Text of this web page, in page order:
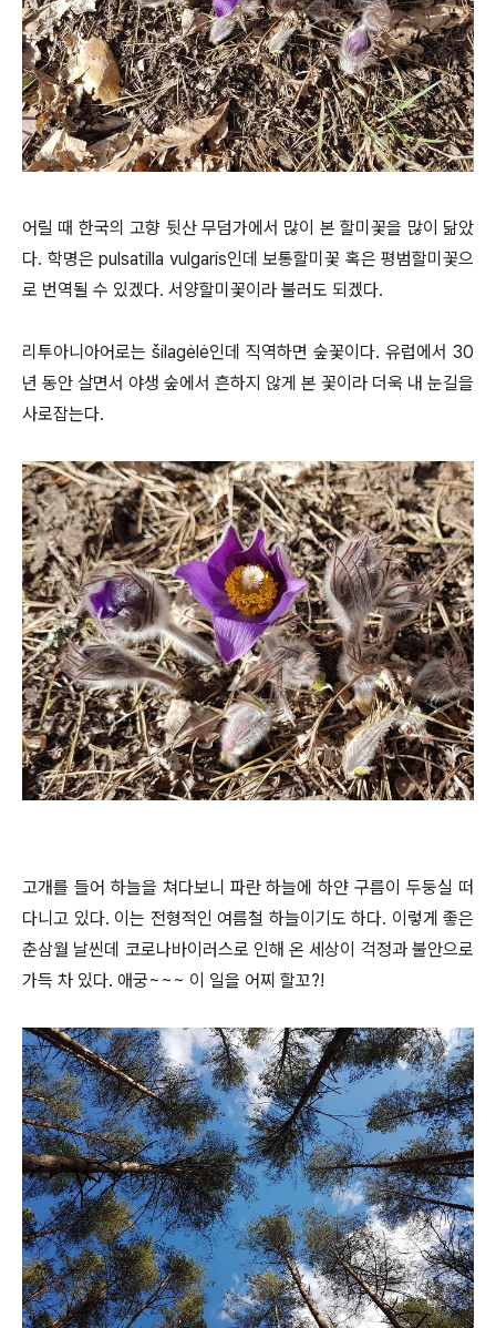
어릴 때 한국의 고향 뒷산 무덤가에서 많이 본 할미꽃을 많이 닮았
다. 학명은 pulsatilla vulgaris인데 보통할미꽃 혹은 평범할미꽃으
로 번역될 수 있겠다. 서양할미꽃이라 불러도 되겠다.
리투아니아어로는 šilagėlė인데 직역하면 숲꽃이다. 유럽에서 30
년 동안 살면서 야생 숲에서 흔하지 않게 본 꽃이라 더욱 내 눈길을
사로잡는다.
고개를 들어 하늘을 쳐다보니 파란 하늘에 하얀 구름이 두둥실 떠
다니고 있다. 이는 전형적인 여름철 하늘이기도 하다. 이렇게 좋은
춘삼월 날씬데 코로나바이러스로 인해 온 세상이 걱정과 불안으로
가득 차 있다. 애궁~~~ 이 일을 어찌 할꼬?!